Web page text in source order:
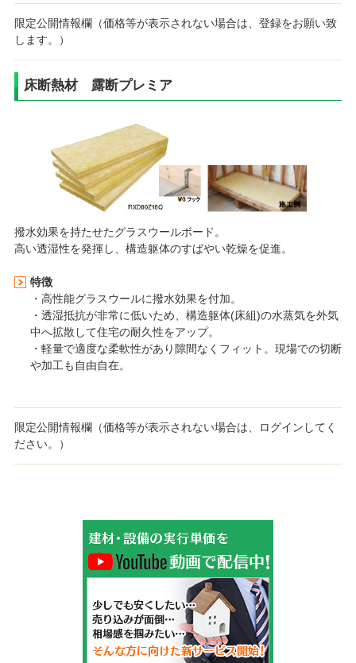
限定公開情報欄（価格等が表示されない場合は、登録をお願い致
します。）
床断熱材 露断プレミア
撥水効果を持たせたグラスウールボード。
高い透湿性を発揮し、構造躯体のすばやい乾燥を促進。
特徴
・高性能グラスウールに撥水効果を付加。
・透湿抵抗が非常に低いため、構造躯体(床組)の水蒸気を外気
中へ拡散して住宅の耐久性をアップ。
・軽量で適度な柔軟性があり隙間なくフィット。現場での切断
や加工も自由自在。
限定公開情報欄（価格等が表示されない場合は、ログインしてく
ださい。）